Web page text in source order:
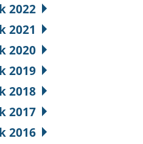
2022
2021
2020
2019
2018
2017
2016